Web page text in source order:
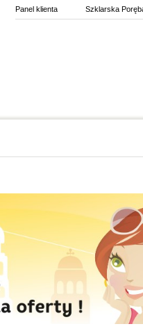
Panel klienta Szklarska